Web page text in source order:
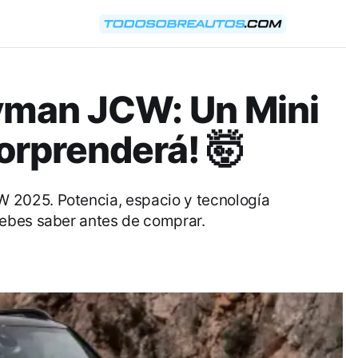
JCW: Un Mini
🤯
2025. Potencia, espacio y tecnología
saber antes de comprar.